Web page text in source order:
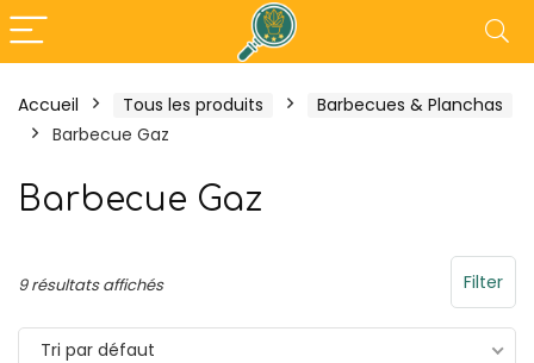
Accueil Tous les produits
Barbecues & Planchas
Barbecue Gaz
Barbecue Gaz
Filter
9 résultats affichés
Tri par défaut